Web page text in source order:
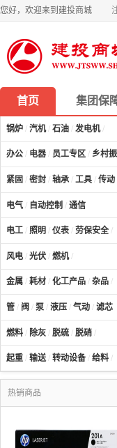
您好，欢迎来到建投商城
首页 集团保
锅炉 / 汽机/ 石油 / 发电机/
办公 / 电器 / 员工专区 / 乡村
紧固 / 密封 / 轴承 / 工具 / 传动
电气 / 自动控制 / 通信
电工 / 照明 / 仪表 / 劳保安全 /
风电 / 光伏 / 燃机/
金属 / 耗材 / 化工产品 / 杂品 /
管 / 阀 / 泵 / 液压 / 气动 / 滤芯
燃料 / 除灰 / 脱硫 / 脱硝 /
起重 / 输送/ 转动设备 / 给料 /
热销商品